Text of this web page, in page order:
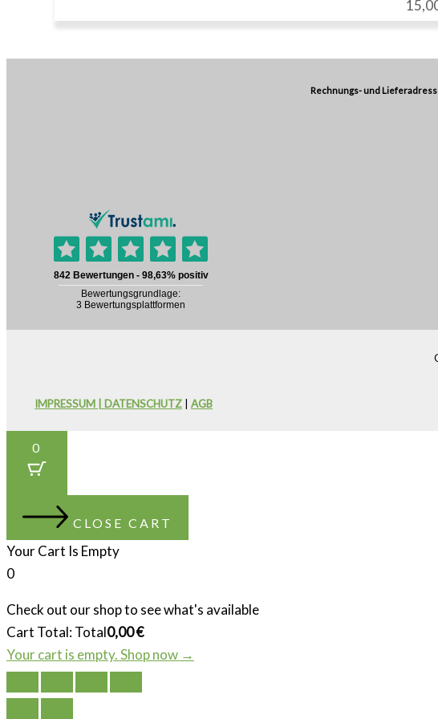
Rechnungs- und
IMPRESSUM | DATENSCHUTZ AGB
0
CLOSE CART
Your Cart Is Empty
0
Check out our shop to see what's available
Cart Total:Total0,00€
Your cart is empty. Shop now →